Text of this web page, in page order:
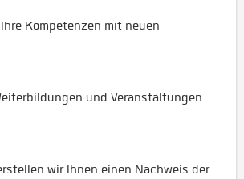
Ihre Kompetenzen mit neuen
und Veranstaltungen
erstellen wir Ihnen einen Nachweis der